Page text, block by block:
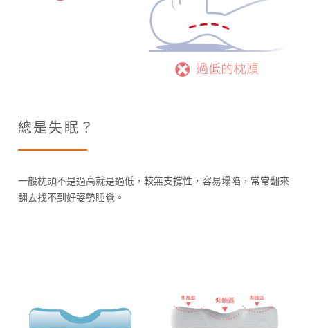
總是失眠？
一般枕頭不是過高就是過低，較無支撐性，容易塌陷，常常翻來
翻去找不到好姿勢睡覺。